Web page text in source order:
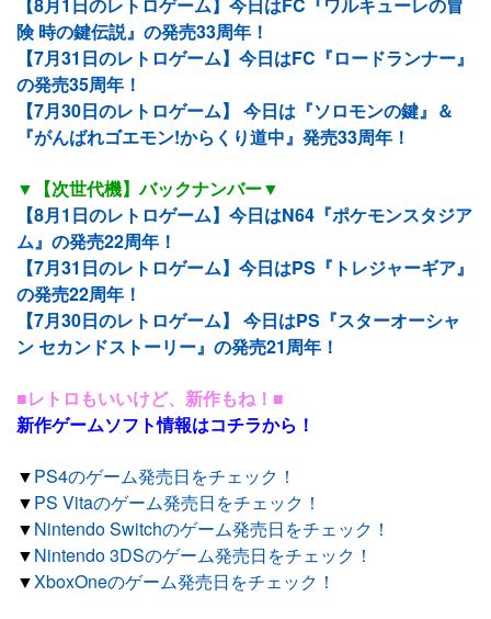
険 時の鍵伝説』の発売33周年！
【7月31日のレトロゲーム】今日はFC『ロードランナー』
の発売35周年！
【7月30日のレトロゲーム】 今日は『ソロモンの鍵』＆
『がんばれゴエモン!からくり道中』発売33周年！
▼【次世代機】バックナンバー▼
【8月1日のレトロゲーム】今日はN64『ポケモンスタジア
ム』の発売22周年！
【7月31日のレトロゲーム】今日はPS『トレジャーギア』
の発売22周年！
【7月30日のレトロゲーム】 今日はPS『スターオーシャ
ン セカンドストーリー』の発売21周年！
■レトロもいいけど、新作もね！■
新作ゲームソフト情報はコチラから！
▼PS4のゲーム発売日をチェック！
▼PS Vitaのゲーム発売日をチェック！
▼Nintendo Switchのゲーム発売日をチェック！
▼Nintendo 3DSのゲーム発売日をチェック！
▼XboxOneのゲーム発売日をチェック！